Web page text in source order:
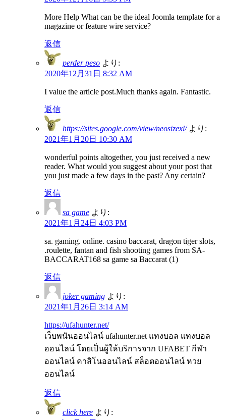
More Help What can be the ideal Joomla template for a
magazine or feature wire service?
返信
perder peso より:
2020年12月31日 8:32 AM
I value the article post.Much thanks again. Fantastic.
返信
https://sites.google.com/view/neosizexl/ より:
2021年1月20日 10:30 AM
wonderful points altogether, you just received a new
reader. What would you suggest about your post that
you just made a few days in the past? Any certain?
返信
sa game より:
2021年1月24日 4:03 PM
sa. gaming. online. casino baccarat, dragon tiger slots,
.roulette, fantan and fish shooting games from SA-
BACCARAT168 sa game sa Baccarat (1)
返信
joker gaming より:
2021年1月26日 3:14 AM
https://ufahunter.net/
เว็บพนันออนไลน์ ufahunter.net แทงบอล แทงบอล
ออนไลน์ โดยเป็นผู้ให้บริการจาก UFABET กีฬา
ออนไลน์ คาสิโนออนไลน์ สล็อตออนไลน์ หวย
ออนไลน์
返信
click here より: